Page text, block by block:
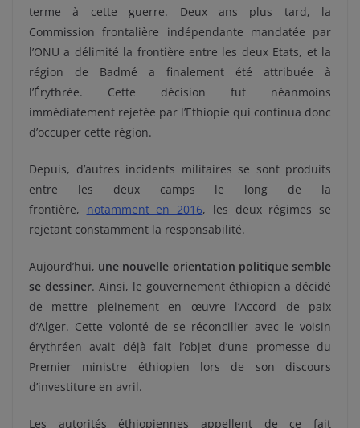
terme à cette guerre. Deux ans plus tard, la
Commission frontalière indépendante mandatée par
l’ONU a délimité la frontière entre les deux Etats, et la
région de Badmé a finalement été attribuée à
l’Érythrée. Cette décision fut néanmoins
immédiatement rejetée par l’Ethiopie qui continua donc
d’occuper cette région.
Depuis, d’autres incidents militaires se sont produits
entre les deux camps le long de la
frontière, notamment en 2016, les deux régimes se
rejetant constamment la responsabilité.
Aujourd’hui, une nouvelle orientation politique semble
se dessiner. Ainsi, le gouvernement éthiopien a décidé
de mettre pleinement en œuvre l’Accord de paix
d’Alger. Cette volonté de se réconcilier avec le voisin
érythréen avait déjà fait l’objet d’une promesse du
Premier ministre éthiopien lors de son discours
d’investiture en avril.
Les autorités éthiopiennes appellent de ce fait